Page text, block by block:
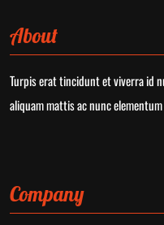
About
Turpis erat tincidunt et viverra id
aliquam mattis ac nunc
Company